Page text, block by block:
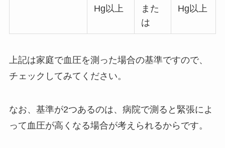
Hg以上
また
は
Hg以上
上記は家庭で血圧を測った場合の基準ですので、
チェックしてみてください。
なお、基準が2つあるのは、病院で測ると緊張によ
って血圧が高くなる場合が考えられるからです。